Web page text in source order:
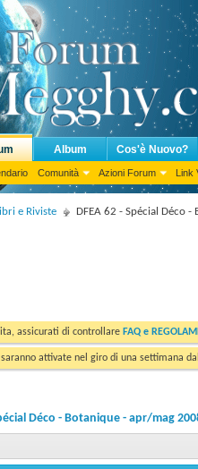
Comunità Azioni Forum Link
Album Cos'è Nuovo?
e Riviste DFEA 62 - Spécial Déco
assicurati di controllare FAQ e
attivate nel giro di una settimana
Déco - Botanique - apr/mag